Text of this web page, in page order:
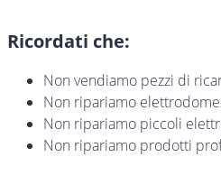
Ricordati che:
Non vendiamo pezzi di
Non ripariamo
Non ripariamo piccoli
Non ripariamo prodotti